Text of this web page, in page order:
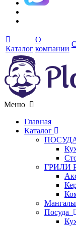
Каталог
О
компании
Меню
Главная
Каталог
ПОСУДА
ГРИЛИ
Посуда